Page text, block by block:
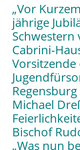
„Vor
jährige
Schwestern
Cabrini-
Michael
Bischof
„Was nun